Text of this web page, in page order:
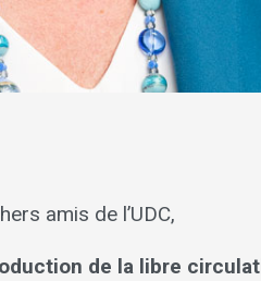
amis de l’UDC,
de la libre